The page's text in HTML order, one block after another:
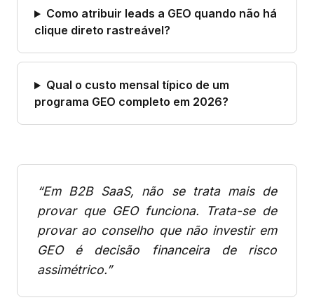
Como atribuir leads a GEO quando não há
clique direto rastreável?
Qual o custo mensal típico de um
programa GEO completo em 2026?
“Em B2B SaaS, não se trata mais de
provar que GEO funciona. Trata-se de
provar ao conselho que não investir em
GEO é decisão financeira de risco
assimétrico.”